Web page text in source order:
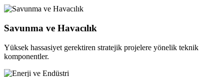
Savunma ve Havacılık
Yüksek hassasiyet gerektiren stratejik projelere yönelik teknik
komponentler.